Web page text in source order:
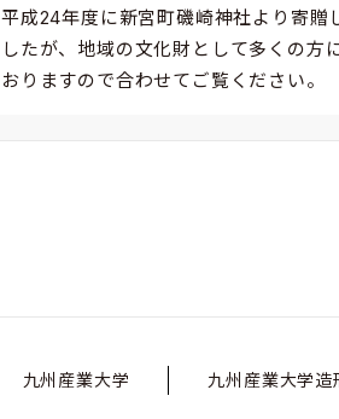
平成24年度に新宮町磯崎神社より寄贈
したが、地域の文化財として多くの方
おりますので合わせてご覧ください。
九州産業大学 九州産業大学造